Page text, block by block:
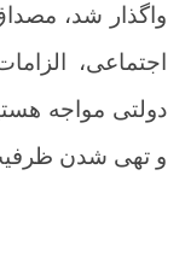
واگذار شد، مصداق
اجتماعی،
دولتی مواجه
و تهی شدن